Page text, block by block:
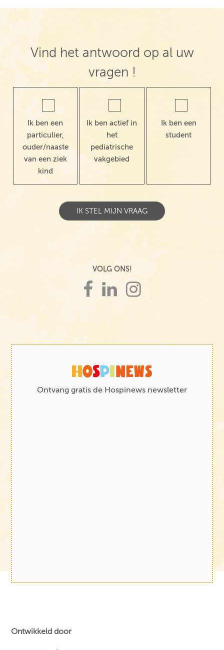
Vind het antwoord op al uw
vragen !
Ik ben een
particulier,
ouder/naaste
van een ziek
kind
Ik ben actief in
het
pediatrische
vakgebied
Ik ben een
student
VOLG ONS!
Ontvang gratis de Hospinews newsletter
Ontwikkeld door